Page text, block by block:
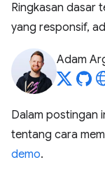
Ringkasan dasar
yang responsif,
Adam
Dalam postingan
tentang cara
demo.